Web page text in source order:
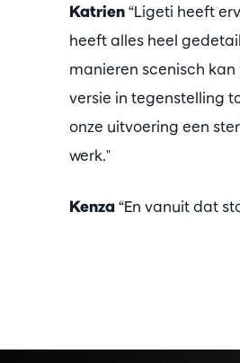
Katrien“Ligeti heeft
heeft alles heel
manieren scenisch
versie in tegenstelling
onze uitvoering een
werk."
Kenza“En vanuit dat